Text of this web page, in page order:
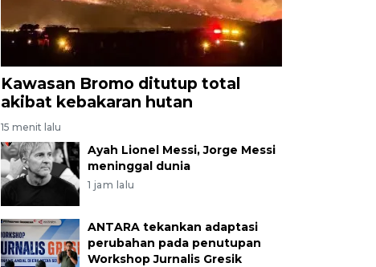
Kawasan Bromo ditutup total
akibat kebakaran hutan
15 menit lalu
Ayah Lionel Messi, Jorge Messi
meninggal dunia
1 jam lalu
ANTARA tekankan adaptasi
perubahan pada penutupan
Workshop Jurnalis Gresik